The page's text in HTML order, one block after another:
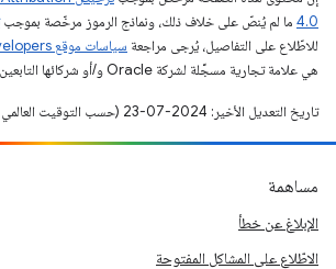
4.0‏ ما لم يُنصّ على خلاف ذلك، ونماذج الرموز مرخّصة بموجب
للاطّلاع على التفاصيل، يُرجى مراجعة سياسات موقع Google Developers‏
هي علامة تجارية مسجَّلة لشركة Oracle و/أو شركائها التابعين.
تاريخ التعديل الأخير: 2024-07-23 (حسب التوقيت العالمي المتفَّق عليه)
مساهمة
الإبلاغ عن خطأ
الاطّلاع على المشاكل المفتوحة